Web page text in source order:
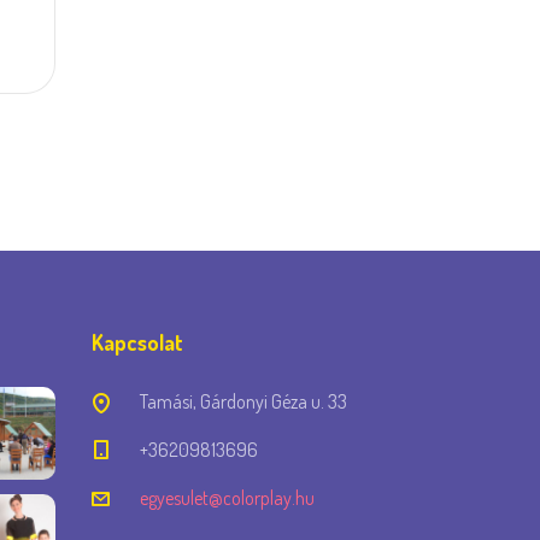
Kapcsolat
Tamási, Gárdonyi Géza u. 33
+36209813696
egyesulet@colorplay.hu